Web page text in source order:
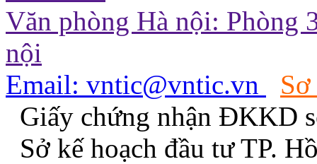
Văn phòng Hà nội: Phòng
nội
Email: vntic@vntic.vn
Giấy chứng nhận ĐKKD
Sở kế hoạch đầu tư TP.